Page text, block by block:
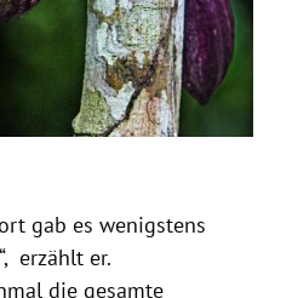
gab es wenigstens
erzählt er.
die gesamte